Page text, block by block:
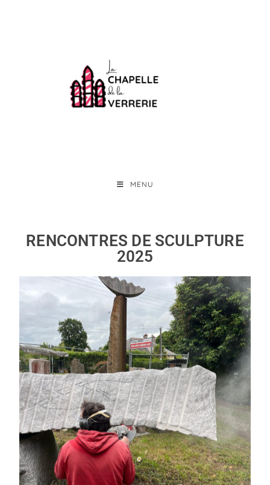
MENU
RENCONTRES DE SCULPTURE
2025